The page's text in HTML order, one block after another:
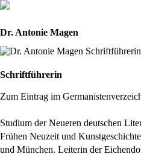
Dr. Antonie Magen
Schriftführerin
Zum Eintrag im
Studium der Neueren deutschen
Frühen Neuzeit und
und München. Leiterin der